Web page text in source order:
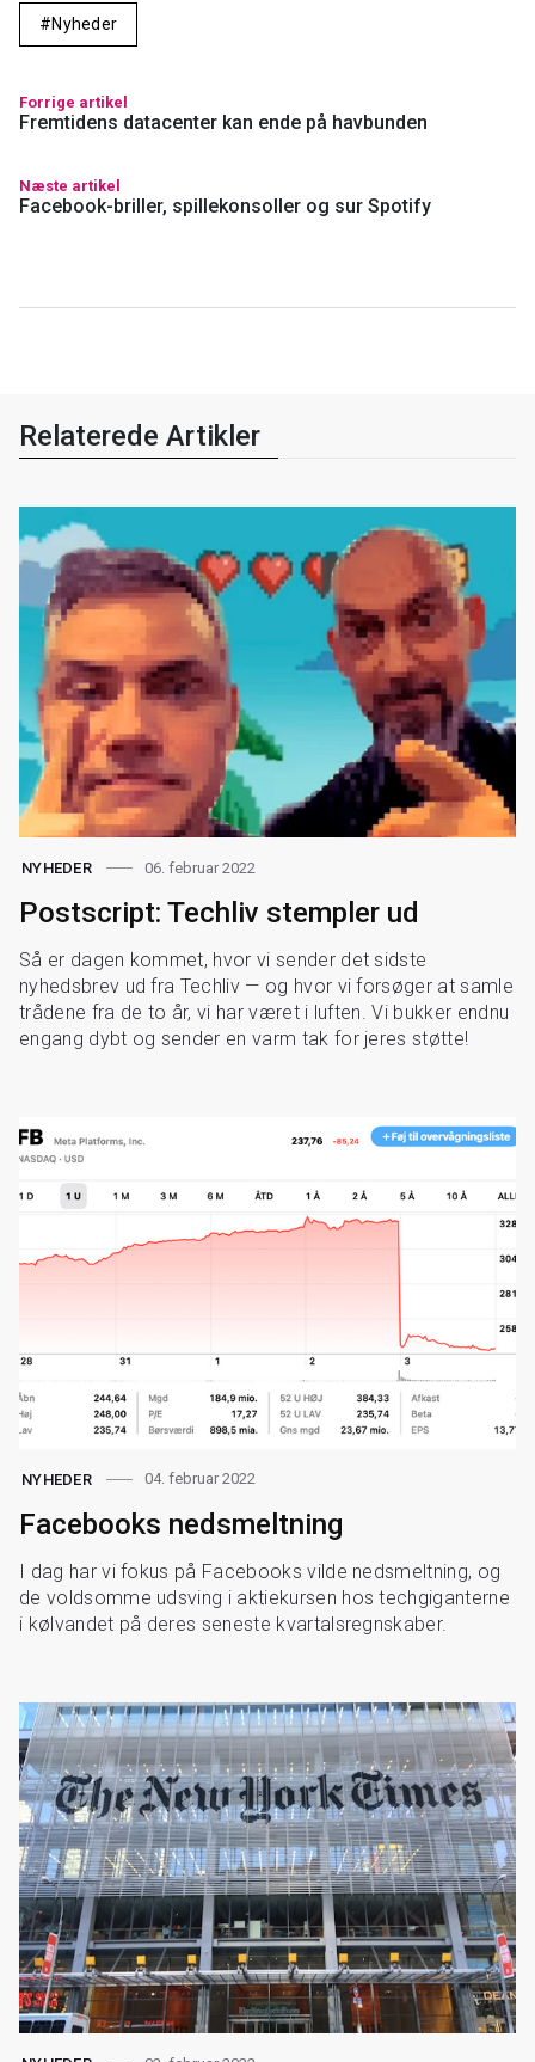
Nyheder
Forrige artikel
Fremtidens datacenter kan ende på havbunden
Næste artikel
Facebook-briller, spillekonsoller og sur Spotify
Relaterede Artikler
NYHEDER 06. februar 2022
Postscript: Techliv stempler ud
Så er dagen kommet, hvor vi sender det sidste
nyhedsbrev ud fra Techliv — og hvor vi forsøger at samle
trådene fra de to år, vi har været i luften. Vi bukker endnu
engang dybt og sender en varm tak for jeres støtte!
NYHEDER 04. februar 2022
Facebooks nedsmeltning
I dag har vi fokus på Facebooks vilde nedsmeltning, og
de voldsomme udsving i aktiekursen hos techgiganterne
i kølvandet på deres seneste kvartalsregnskaber.